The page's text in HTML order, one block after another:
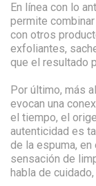
En línea con lo
permite
con otros
exfoliantes,
que el resultado
Por último, más
evocan una
el tiempo, el
autenticidad es
de la espuma,
sensación de
habla de